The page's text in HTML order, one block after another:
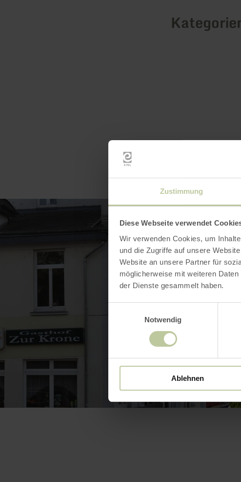
Zustimmung
Diese Webseite verwendet
Wir verwenden Cookies, um
und die Zugriffe auf unsere
Website an unsere Partner für
möglicherweise mit weiteren
der Dienste gesammelt haben.
Notwendig
Ablehnen